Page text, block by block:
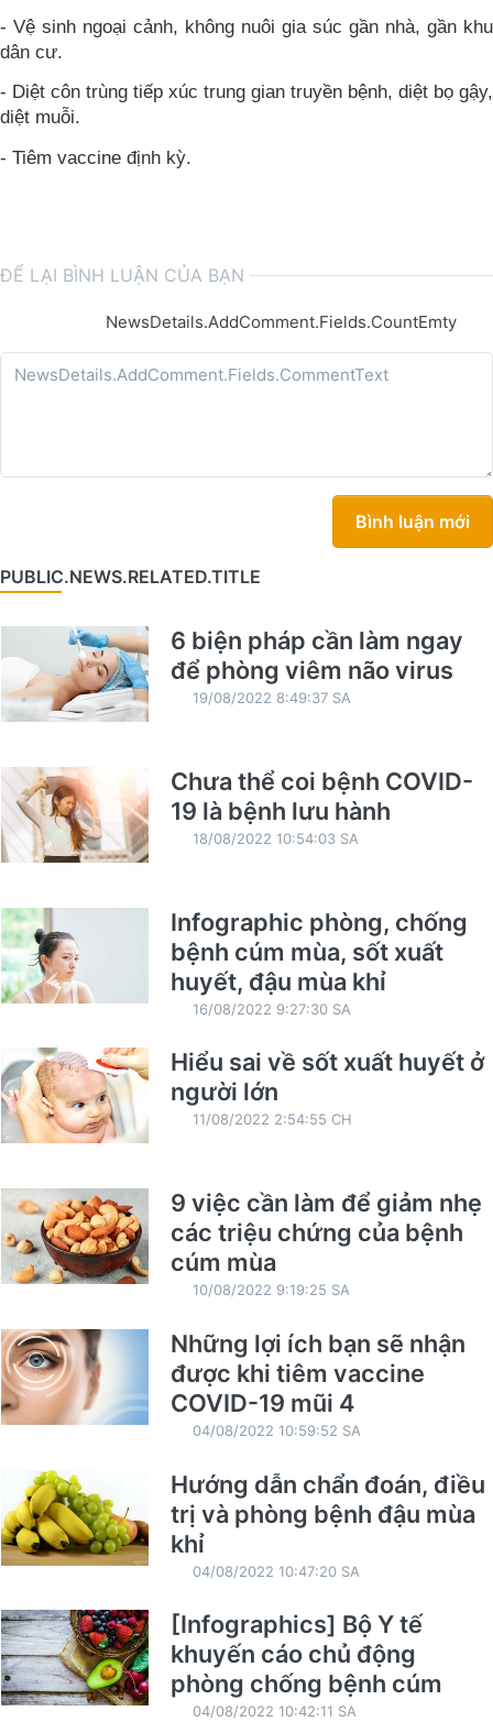
- Vệ sinh ngoại cảnh, không nuôi gia súc gần nhà, gần khu
dân cư.
- Diệt côn trùng tiếp xúc trung gian truyền bệnh, diệt bọ gậy,
diệt muỗi.
- Tiêm vaccine định kỳ.
ĐỂ LẠI BÌNH LUẬN CỦA BẠN
NewsDetails.AddComment.Fields.CountEmty
Bình luận mới
PUBLIC.NEWS.RELATED.TITLE
6 biện pháp cần làm ngay
để phòng viêm não virus
19/08/2022 8:49:37 SA
Chưa thể coi bệnh COVID-
19 là bệnh lưu hành
18/08/2022 10:54:03 SA
Infographic phòng, chống
bệnh cúm mùa, sốt xuất
huyết, đậu mùa khỉ
16/08/2022 9:27:30 SA
Hiểu sai về sốt xuất huyết ở
người lớn
11/08/2022 2:54:55 CH
9 việc cần làm để giảm nhẹ
các triệu chứng của bệnh
cúm mùa
10/08/2022 9:19:25 SA
Những lợi ích bạn sẽ nhận
được khi tiêm vaccine
COVID-19 mũi 4
04/08/2022 10:59:52 SA
Hướng dẫn chẩn đoán, điều
trị và phòng bệnh đậu mùa
khỉ
04/08/2022 10:47:20 SA
[Infographics] Bộ Y tế
khuyến cáo chủ động
phòng chống bệnh cúm
04/08/2022 10:42:11 SA